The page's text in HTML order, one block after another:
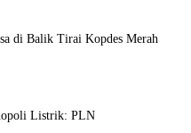
di Balik Tirai Kopdes Merah
Listrik: PLN